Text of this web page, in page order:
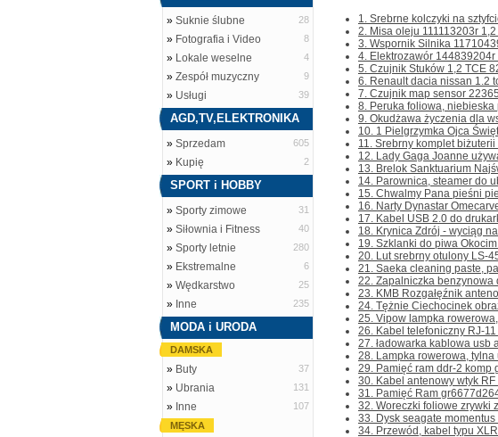
» Suknie ślubne 28
» Fotografia i Video 8
» Lokale weselne 4
» Zespół muzyczny 9
» Usługi 39
AGD,TV,ELEKTRONIKA
» Sprzedam 605
» Kupię 2
SPORT i HOBBY
» Sporty zimowe 31
» Siłownia i Fitness 40
» Sporty letnie 280
» Ekstremalne 6
» Wędkarstwo 25
» Inne 235
MODA i URODA
DAMSKA
» Buty 37
» Ubrania 131
» Inne
107
MĘSKA
1. Srebrne kolczyki na
2. Misa oleju 111113203r
3. Wspornik Silnika
4. Elektrozawór
5. Czujnik Stuków 1,2 TCE
6. Renault dacia nissan 1.2
7. Czujnik map sensor
8. Peruka foliowa, niebieska
9. Okudżawa życzenia dla
10. 1 Pielgrzymka Ojca
11. Srebrny komplet
12. Lady Gaga Joanne
13. Brelok Sanktuarium
14. Parownica, steamer do
15. Chwalmy Pana pieśni
16. Narty Dynastar
17. Kabel USB 2.0 do
18. Krynica Zdrój - wyciąg
19. Szklanki do piwa
20. Lut srebrny otulony LS-
21. Saeka cleaning paste,
22. Zapalniczka benzynowa
23. KMB Rozgałęźnik
24. Tężnie Ciechocinek
25. Vipow lampka
26. Kabel telefoniczny RJ-
27. ładowarka kablowa usb
28. Lampka rowerowa,
29. Pamięć ram ddr-2 komp
30. Kabel antenowy wtyk
31. Pamięć Ram
32. Woreczki foliowe zrywki
33. Dysk seagate
34. Przewód, kabel typu